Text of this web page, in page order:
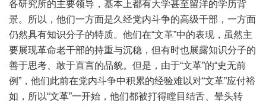
各研究所的主要领导，基本上都有大学甚至留洋的学历背
景。所以，他们一方面是久经党内斗争的高级干部，一方面
仍然具有知识分子的特质。他们在“文革”中的表现，虽然主
要展现革命老干部的持重与沉稳，但有时也展露知识分子的
善于思考、敢于直言的品貌。但是，由于“文革”的“史无前
例”，他们此前在党内斗争中积累的经验难以对“文革”应付裕
如，所以“文革”一开始，他们都被打得瞠目结舌、晕头转